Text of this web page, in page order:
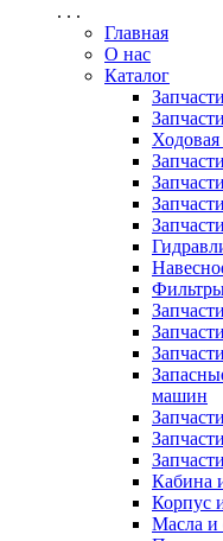
. . .
Главная
О нас
Каталог
Ходовая
машин
Кабина
Корпус
Масла и